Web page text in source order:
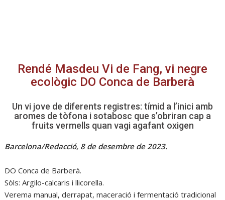
Rendé Masdeu Vi de Fang, vi negre
ecològic DO Conca de Barberà
Un vi jove de diferents registres: tímid a l’inici amb
aromes de tòfona i sotabosc que s’obriran cap a
fruits vermells quan vagi agafant oxigen
Barcelona/Redacció, 8 de desembre de 2023.
DO Conca de Barberà.
Sòls: Argilo-calcaris i llicorella.
Verema manual, derrapat, maceració i fermentació tradicional